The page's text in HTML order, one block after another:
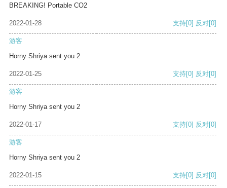
BREAKING! Portable CO2
2022-01-28 支持[0] 反对[0]
游客
Horny Shriya sent you 2
2022-01-25 支持[0] 反对[0]
游客
Horny Shriya sent you 2
2022-01-17 支持[0] 反对[0]
游客
Horny Shriya sent you 2
2022-01-15 支持[0] 反对[0]